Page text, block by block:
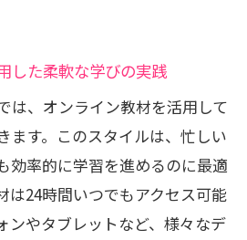
セラピスト技術の紹介
信講座を活用した人々の声
に応えるためのスキル習得
座でプロフェッショナルな
ョナルを目指すための学習
した柔軟な学びの実践
は、オンライン教材を活用して
ます。このスタイルは、忙しい
効率的に学習を進めるのに最適
は24時間いつでもアクセス可能
ンやタブレットなど、様々なデ